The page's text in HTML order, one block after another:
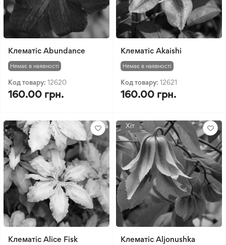
Клематіс Abundance
Немає в наявності
Код товару: 12620
160.00 грн.
Клематіс Akaishi
Немає в наявності
Код товару: 12621
160.00 грн.
Клематіс Alice Fisk
Хіт
Клематіс Aljonushka